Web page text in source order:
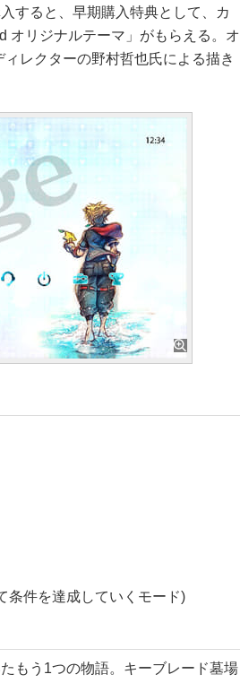
すると、早期購入特典として、カ
オリジナルテーマ」がもらえる。オ
レクターの野村哲也氏による描き
条件を達成していくモード)
もう1つの物語。キーブレード墓場